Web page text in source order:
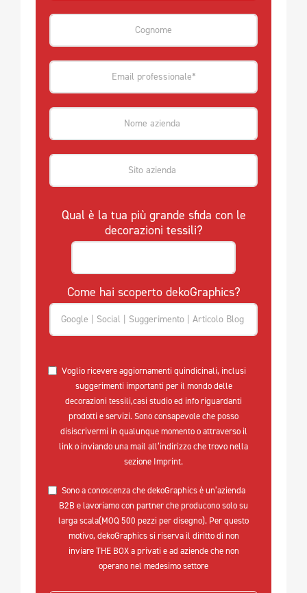
Qual è la tua più grande sfida con le
decorazioni tessili?
Come hai scoperto dekoGraphics?
Voglio ricevere aggiornamenti quindicinali, inclusi
suggerimenti importanti per il mondo delle
decorazioni tessili,casi studio ed info riguardanti
prodotti e servizi. Sono consapevole che posso
disiscrivermi in qualunque momento o attraverso il
link o inviando una mail all’indirizzo che trovo nella
sezione Imprint.
Sono a conoscenza che dekoGraphics è un’azienda
B2B e lavoriamo con partner che producono solo su
larga scala(MOQ 500 pezzi per disegno). Per questo
motivo, dekoGraphics si riserva il diritto di non
inviare THE BOX a privati e ad aziende che non
operano nel medesimo settore